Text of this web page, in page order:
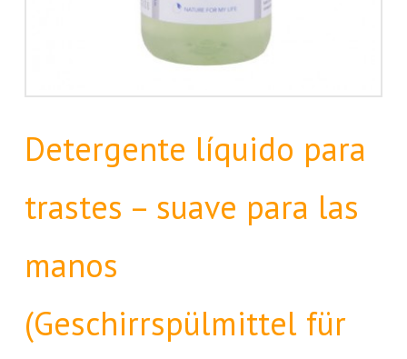
Detergente líquido para
trastes – suave para las
manos
(Geschirrspülmittel für